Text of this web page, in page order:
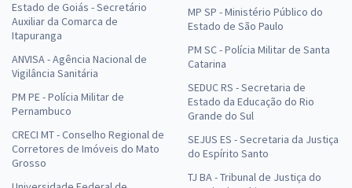
Estado de Goiás - Secretário
Auxiliar da Comarca de
Itapuranga
ANVISA - Agência Nacional de
Vigilância Sanitária
PM PE - Polícia Militar de
Pernambuco
CRECI MT - Conselho Regional de
Corretores de Imóveis do Mato
Grosso
MP SP - Ministério Público do
Estado de São Paulo
PM SC - Polícia Militar de Santa
Catarina
SEDUC RS - Secretaria de
Estado da Educação do Rio
Grande do Sul
SEJUS ES - Secretaria da Justiça
do Espírito Santo
TJ BA - Tribunal de Justiça do